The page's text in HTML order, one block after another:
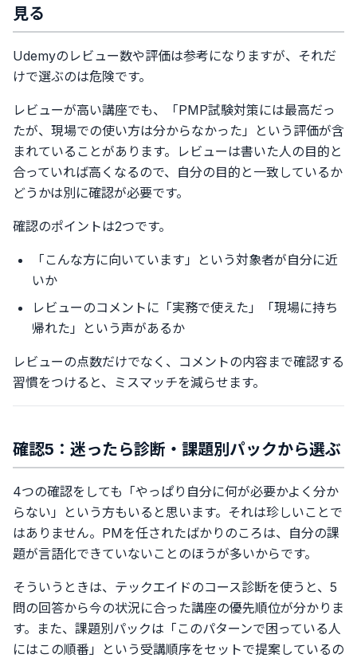
見る
Udemyのレビュー数や評価は参考になりますが、それだ
けで選ぶのは危険です。
レビューが高い講座でも、「PMP試験対策には最高だっ
たが、現場での使い方は分からなかった」という評価が含
まれていることがあります。レビューは書いた人の目的と
合っていれば高くなるので、自分の目的と一致しているか
どうかは別に確認が必要です。
確認のポイントは2つです。
「こんな方に向いています」という対象者が自分に近
いか
レビューのコメントに「実務で使えた」「現場に持ち
帰れた」という声があるか
レビューの点数だけでなく、コメントの内容まで確認する
習慣をつけると、ミスマッチを減らせます。
確認5：迷ったら診断・課題別パックから選ぶ
4つの確認をしても「やっぱり自分に何が必要かよく分か
らない」という方もいると思います。それは珍しいことで
はありません。PMを任されたばかりのころは、自分の課
題が言語化できていないことのほうが多いからです。
そういうときは、テックエイドのコース診断を使うと、5
問の回答から今の状況に合った講座の優先順位が分かりま
す。また、課題別パックは「このパターンで困っている人
にはこの順番」という受講順序をセットで提案しているの